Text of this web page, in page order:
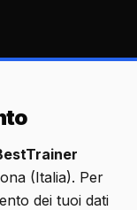
(Italia). Per
dei tuoi dati